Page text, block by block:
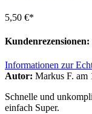
5,50 €*
Kundenrezensionen:
Informationen zur
Autor: Markus F. am
Schnelle und
einfach Super.